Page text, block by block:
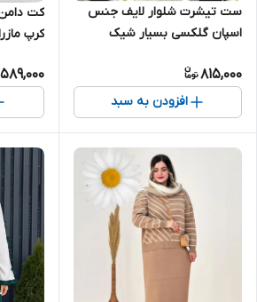
ست تیشرت شلوار لایف جنس
اسپان گلکسی بسیار شیک
815,000
افزودن به سبد
کت
کرپ